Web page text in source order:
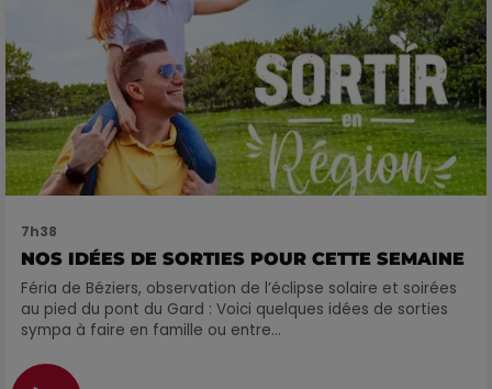
7h38
NOS IDÉES DE SORTIES POUR CETTE SEMAINE
Féria de Béziers, observation de l’éclipse solaire et soirées
au pied du pont du Gard : Voici quelques idées de sorties
sympa à faire en famille ou entre...